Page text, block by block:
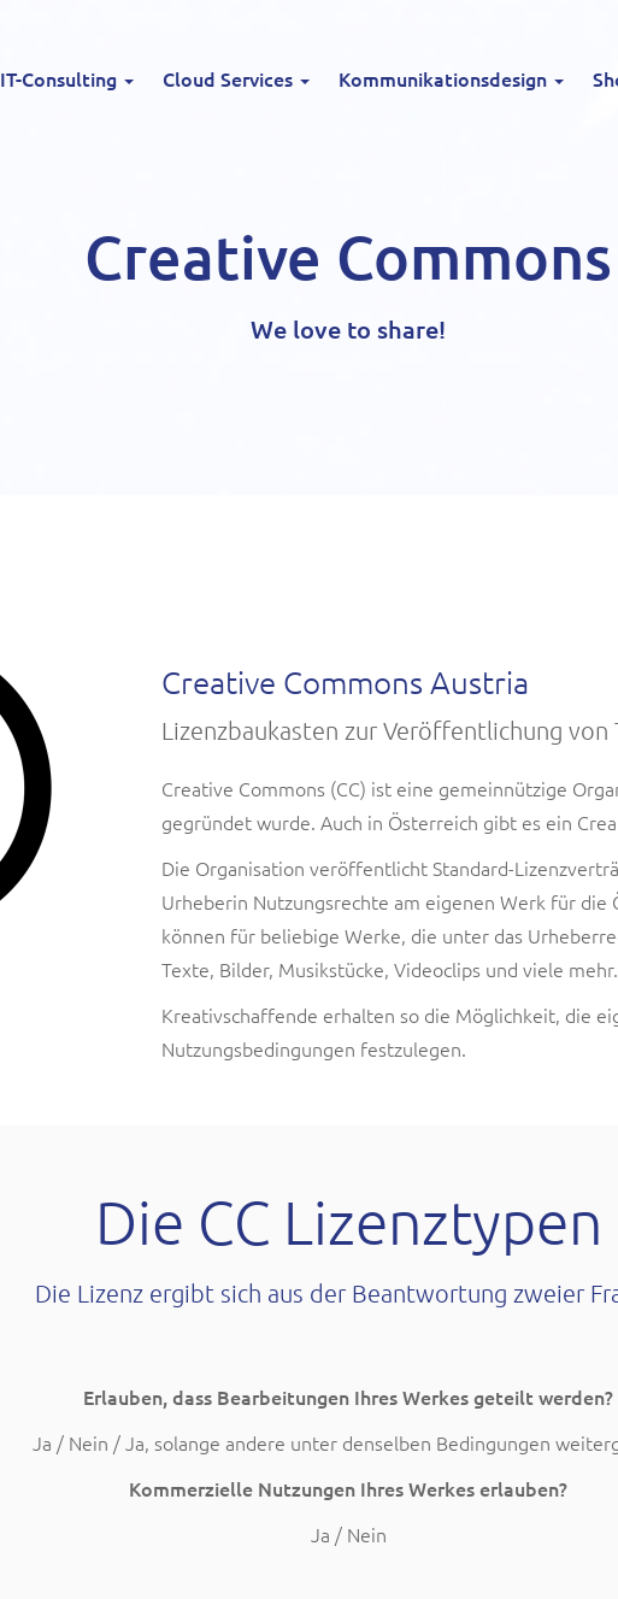
IT-Consulting Cloud Services Kommunikationsdesign
Creative Commons
We love to share!
Creative Commons Austria
Lizenzbaukasten zur Veröffentlichung
Creative Commons (CC) ist eine gemeinnützige
gegründet wurde. Auch in Österreich gibt es ein
Die Organisation veröffentlicht Standard-
Urheberin Nutzungsrechte am eigenen Werk für
können für beliebige Werke, die unter das
Texte, Bilder, Musikstücke, Videoclips und viele mehr.
Kreativschaffende erhalten so die Möglichkeit, die
Nutzungsbedingungen festzulegen.
Die CC Lizenztypen
Die Lizenz ergibt sich aus der Beantwortung zweier
Erlauben, dass Bearbeitungen Ihres Werkes geteilt werden?
Ja / Nein / Ja, solange andere unter denselben Bedingungen
Kommerzielle Nutzungen Ihres Werkes erlauben?
Ja / Nein